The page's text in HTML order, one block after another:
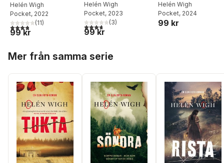
Helén Wigh
Pocket, 2022
3,8utav 5 stjärnor. Totalt antal röster:
(11)
99 kr
Helén Wigh
Pocket, 2023
3,7utav 5 stjärnor. Totalt antal röster:
(3)
99 kr
Helén Wigh
Pocket, 2024
99 kr
Mer från samma serie